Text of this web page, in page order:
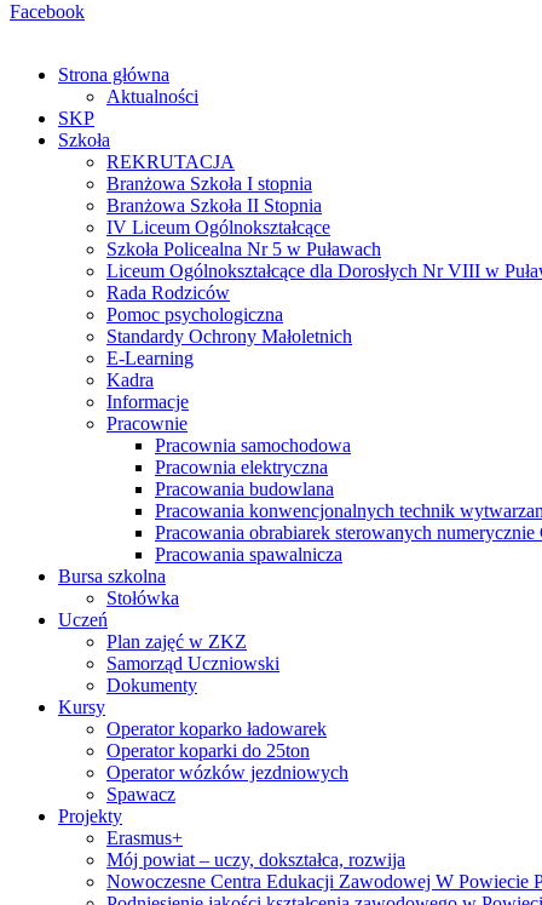
Facebook
Strona główna
Aktualności
SKP
Szkoła
REKRUTACJA
Branżowa Szkoła I stopnia
Branżowa Szkoła II Stopnia
IV Liceum Ogólnokształcące
Szkoła Policealna Nr 5 w Puławach
Liceum Ogólnokształcące dla Dorosłych Nr VIII w
Rada Rodziców
Pomoc psychologiczna
Standardy Ochrony Małoletnich
E-Learning
Kadra
Informacje
Pracownie
Pracownia samochodowa
Pracownia elektryczna
Pracowania budowlana
Pracowania konwencjonalnych technik
Pracowania obrabiarek sterowanych numerycznie
Pracowania spawalnicza
Bursa szkolna
Stołówka
Uczeń
Plan zajęć w ZKZ
Samorząd Uczniowski
Dokumenty
Kursy
Operator koparko ładowarek
Operator koparki do 25ton
Operator wózków jezdniowych
Spawacz
Projekty
Erasmus+
Mój powiat – uczy, dokształca, rozwija
Nowoczesne Centra Edukacji Zawodowej W Powiecie